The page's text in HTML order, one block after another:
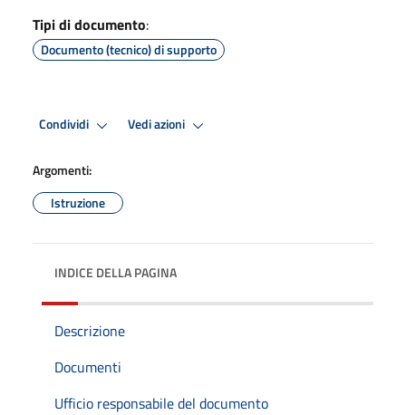
Tipi di documento:
Documento (tecnico) di supporto
Condividi Vedi azioni
Argomenti:
Istruzione
INDICE DELLA PAGINA
Descrizione
Documenti
Ufficio responsabile del documento